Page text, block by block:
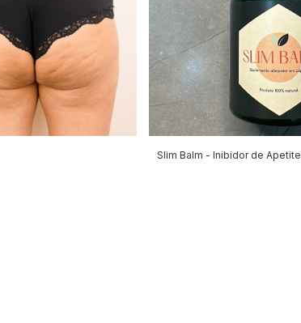
Slim Balm - Inibidor de Apetite